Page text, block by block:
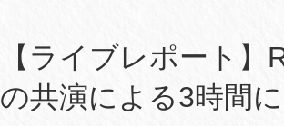
【ライブレポート
の共演による3時間